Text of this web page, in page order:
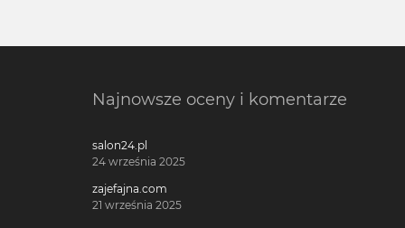
Najnowsze oceny i komentarze
salon24.pl
24 września 2025
zajefajna.com
21 września 2025